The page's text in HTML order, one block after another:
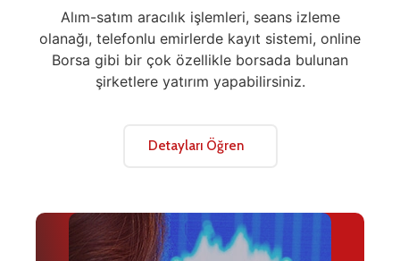
Alım-satım aracılık işlemleri, seans izleme
olanağı, telefonlu emirlerde kayıt sistemi, online
Borsa gibi bir çok özellikle borsada bulunan
şirketlere yatırım yapabilirsiniz.
Detayları Öğren